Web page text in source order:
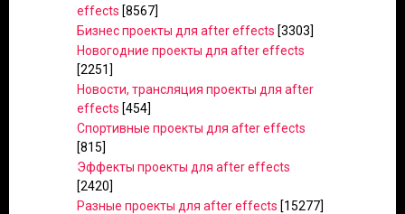
effects [8567]
Бизнес проекты для after effects [3303]
Новогодние проекты для after effects
[2251]
Новости, трансляция проекты для after
effects [454]
Спортивные проекты для after effects
[815]
Эффекты проекты для after effects
[2420]
Разные проекты для after effects [15277]